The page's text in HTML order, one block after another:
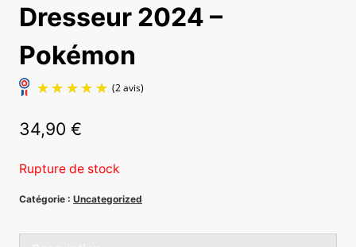
Dresseur 2024 –
Pokémon
34,90 €
Rupture de stock
Catégorie : Uncategorized